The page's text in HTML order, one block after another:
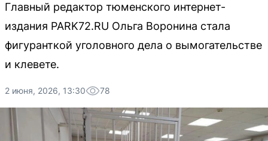
Главный редактор тюменского интернет-
издания PARK72.RU Ольга Воронина стала
фигуранткой уголовного дела о вымогательстве
и клевете.
2 июня, 2026, 13:30 78